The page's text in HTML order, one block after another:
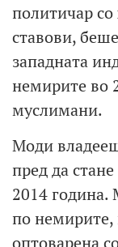
политичар
ставови,
западната
немирите во
муслимани.
Моди
пред да
2014 година.
по немирите,